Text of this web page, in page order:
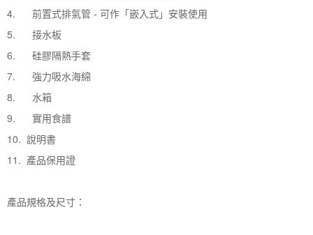
4. 前置式排氣管 - 可作「嵌入式」安裝使用
5. 接水板
6. 硅膠隔熱手套
7. 強力吸水海綿
8. 水箱
9. 實用食譜
10. 說明書
11. 產品保用證
產品規格及尺寸：